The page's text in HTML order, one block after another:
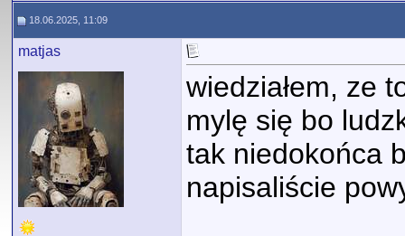
18.06.2025, 11:09
matjas
wiedziałem, ze
mylę się bo
tak niedokońca
napisaliście